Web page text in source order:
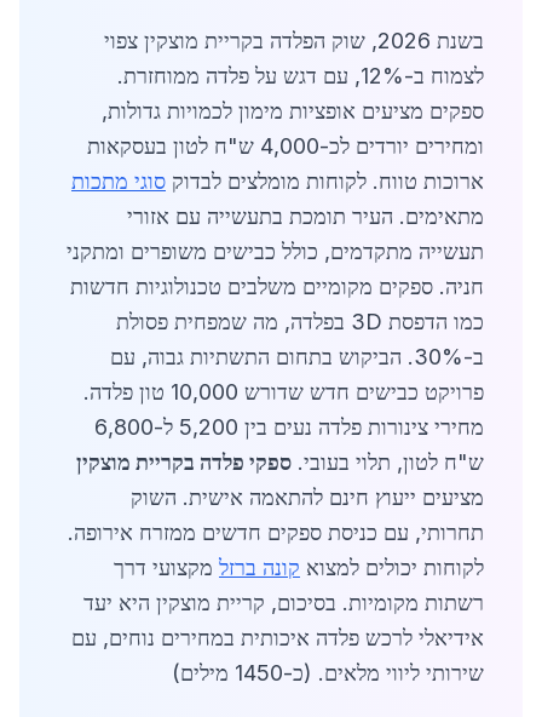
בשנת 2026, שוק הפלדה בקריית מוצקין צפוי
לצמוח ב-12%, עם דגש על פלדה ממוחזרת.
ספקים מציעים אופציות מימון לכמויות גדולות,
ומחירים יורדים לכ-4,000 ש"ח לטון בעסקאות
ארוכות טווח. לקוחות מומלצים לבדוק סוגי מתכות
מתאימים. העיר תומכת בתעשייה עם אזורי
תעשייה מתקדמים, כולל כבישים משופרים ומתקני
חניה. ספקים מקומיים משלבים טכנולוגיות חדשות
כמו הדפסת 3D בפלדה, מה שמפחית פסולת
ב-30%. הביקוש בתחום התשתיות גבוה, עם
פרויקט כבישים חדש שדורש 10,000 טון פלדה.
מחירי צינורות פלדה נעים בין 5,200 ל-6,800
ש"ח לטון, תלוי בעובי. ספקי פלדה בקריית מוצקין
מציעים ייעוץ חינם להתאמה אישית. השוק
תחרותי, עם כניסת ספקים חדשים ממזרח אירופה.
לקוחות יכולים למצוא קונה ברזל מקצועי דרך
רשתות מקומיות. בסיכום, קריית מוצקין היא יעד
אידיאלי לרכש פלדה איכותית במחירים נוחים, עם
שירותי ליווי מלאים. (כ-1450 מילים)